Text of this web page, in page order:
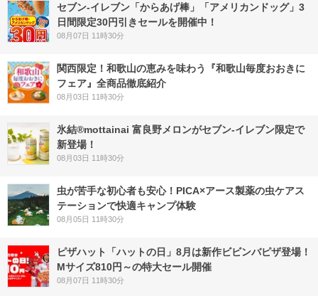
セブン‐イレブン「からあげ棒」「アメリカンドッグ」3
日間限定30円引きセールを開催中！
08月07日 11時30分
関西限定！和歌山の恵みを味わう『和歌山毎度おおきに
フェア』全商品徹底紹介
08月03日 11時30分
氷結®mottainai 富良野メロンがセブン‐イレブン限定で
新登場！
08月03日 11時30分
虫が苦手な初心者も安心！PICA×アース製薬の虫ケアス
テーションで快適キャンプ体験
08月05日 11時30分
ピザハット「ハットの日」8月は新作ビビンバピザ登場！
Mサイズ810円～の特大セール開催
08月07日 11時30分